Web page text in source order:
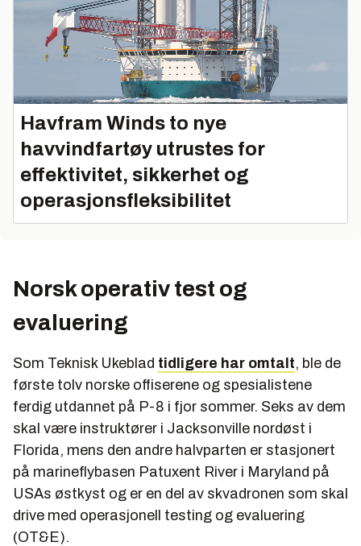
Havfram Winds to nye
havvindfartøy utrustes for
effektivitet, sikkerhet og
operasjonsfleksibilitet
Norsk operativ test og
evaluering
Som Teknisk Ukeblad tidligere har omtalt, ble de
første tolv norske offiserene og spesialistene
ferdig utdannet på P-8 i fjor sommer. Seks av dem
skal være instruktører i Jacksonville nordøst i
Florida, mens den andre halvparten er stasjonert
på marineflybasen Patuxent River i Maryland på
USAs østkyst og er en del av skvadronen som skal
drive med operasjonell testing og evaluering
(OT&E).